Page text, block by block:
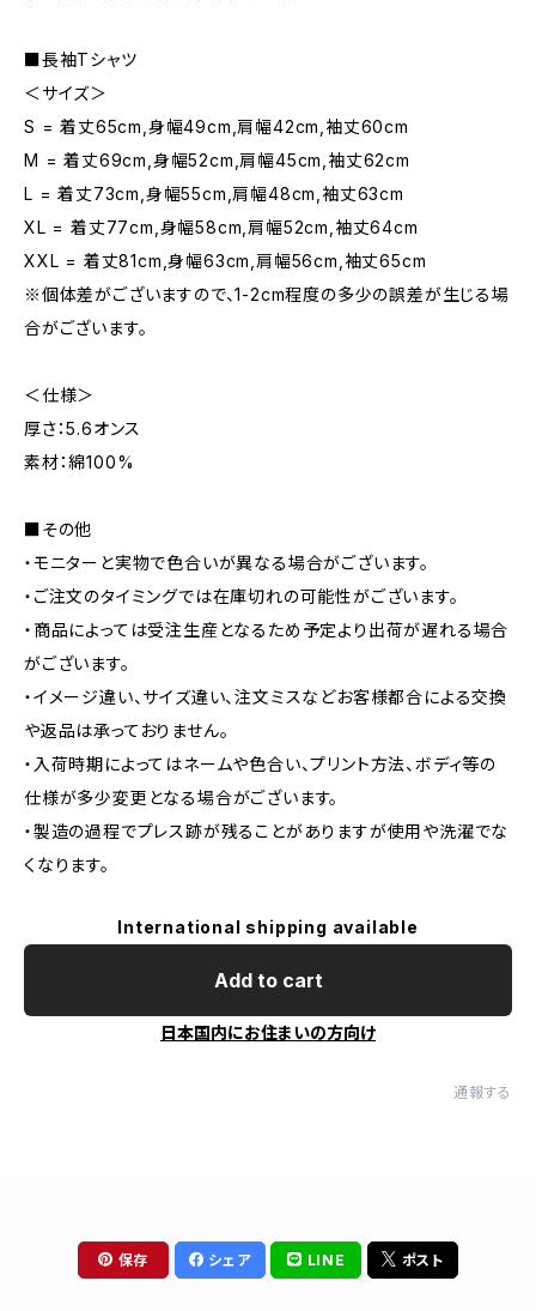
■長袖Tシャツ
＜サイズ＞
S = 着丈65cm,身幅49cm,肩幅42cm,袖丈60cm
M = 着丈69cm,身幅52cm,肩幅45cm,袖丈62cm
L = 着丈73cm,身幅55cm,肩幅48cm,袖丈63cm
XL = 着丈77cm,身幅58cm,肩幅52cm,袖丈64cm
XXL = 着丈81cm,身幅63cm,肩幅56cm,袖丈65cm
※個体差がございますので、1-2cm程度の多少の誤差が生じる場
合がございます。
＜仕様＞
厚さ：5.6オンス
素材：綿100%
■その他
・モニターと実物で色合いが異なる場合がございます。
・ご注文のタイミングでは在庫切れの可能性がございます。
・商品によっては受注生産となるため予定より出荷が遅れる場合
がございます。
・イメージ違い、サイズ違い、注文ミスなどお客様都合による交換
や返品は承っておりません。
・入荷時期によってはネームや色合い、プリント方法、ボディ等の
仕様が多少変更となる場合がございます。
・製造の過程でプレス跡が残ることがありますが使用や洗濯でな
くなります。
International shipping available
Add to cart
日本国内にお住まいの方向け
通報する
保存 シェア LINE ポスト